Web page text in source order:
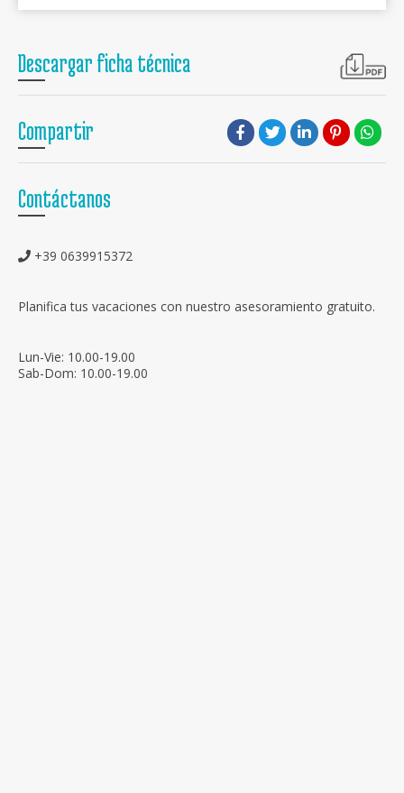
Descargar ficha técnica
Compartir
Contáctanos
+39 0639915372
Planifica tus vacaciones con nuestro asesoramiento gratuito.
Lun-Vie: 10.00-19.00
Sab-Dom: 10.00-19.00